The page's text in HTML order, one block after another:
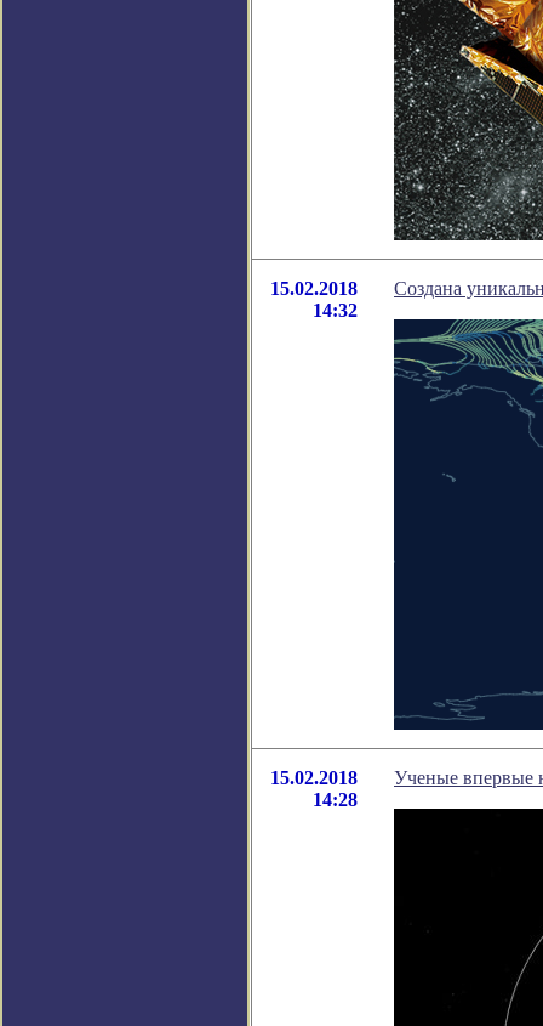
15.02.2018
14:32
Создана
15.02.2018
14:28
Ученые впервые